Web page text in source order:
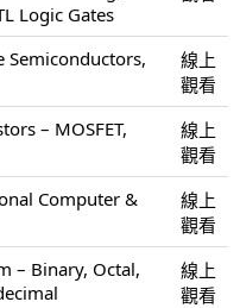
Logic Gates
Semiconductors,
線上
觀看
– MOSFET,
線上
觀看
Computer &
線上
觀看
– Binary, Octal,
線上
觀看